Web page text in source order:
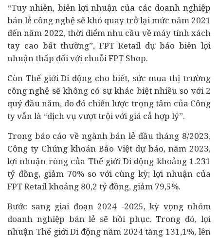
“Tuy nhiên, biên lợi nhuận của các doanh nghiệp
bán lẻ công nghệ sẽ khó quay trở lại mức năm 2021
đến năm 2022, thời điểm nhu cầu về máy tính xách
tay cao bất thường”, FPT Retail dự báo biên lợi
nhuận thấp đối với chuỗi FPT Shop.
Còn Thế giới Di động cho biết, sức mua thị trường
công nghệ sẽ không có sự khác biệt nhiều so với 2
quý đầu năm, do đó chiến lược trọng tâm của Công
ty vẫn là “dịch vụ vượt trội với giá cả hợp lý”.
Trong báo cáo về ngành bán lẻ đầu tháng 8/2023,
Công ty Chứng khoán Bảo Việt dự báo, năm 2023,
lợi nhuận ròng của Thế giới Di động khoảng 1.231
tỷ đồng, giảm 70% so với cùng kỳ; lợi nhuận của
FPT Retail khoảng 80,2 tỷ đồng, giảm 79,5%.
Bước sang giai đoạn 2024 -2025, kỳ vọng nhóm
doanh nghiệp bán lẻ sẽ hồi phục. Trong đó, lợi
nhuận Thế giới Di động năm 2024 tăng 131,1%, lên